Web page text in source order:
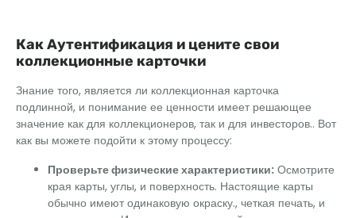
КакАутентификация и цените свои
коллекционные карточки
Знание того, является ли коллекционная карточка
подлинной, и понимание ее ценности имеет решающее
значение как для коллекционеров, так и для инвесторов.. Вот
как вы можете подойти к этому процессу:
Проверьте физические характеристики: Осмотрите
края карты, углы, и поверхность. Настоящие карты
обычно имеют одинаковую окраску., четкая печать, и